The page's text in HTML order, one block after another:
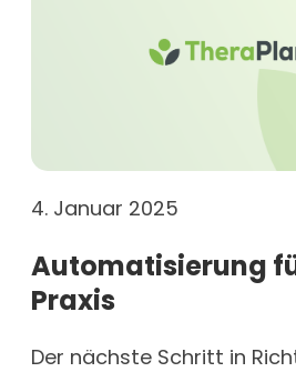
4. Januar 2025
Automatisierung
Praxis
Der nächste Schritt in